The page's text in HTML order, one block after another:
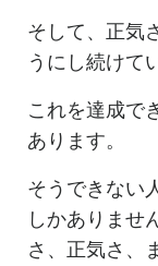
そして、正気
うにし続けて
これを達成で
あります。
そうできない
しかありませ
さ、正気さ、